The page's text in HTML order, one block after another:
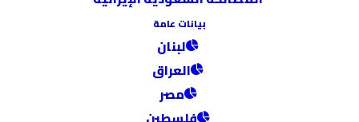
بيانات عامة
لبنان
العراق
مصر